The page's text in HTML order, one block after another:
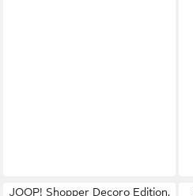
JOOP! Shopper Decoro Edition,